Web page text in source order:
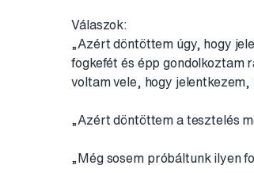
Válaszok:
„Azért döntöttem úgy, hogy
fogkefét és épp gondolkoztam
voltam vele, hogy
„Azért döntöttem a tesztelés
„Még sosem próbáltunk ilyen